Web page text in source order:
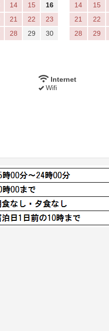
14 15
16
21 22
23
28 29
30
14
15
21
22
28
29
Internet
Wifi